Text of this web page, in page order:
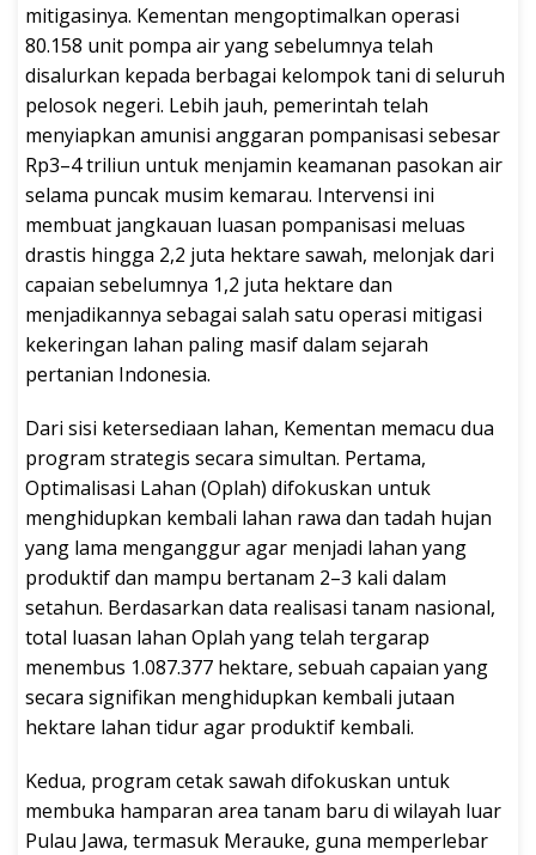
mitigasinya. Kementan mengoptimalkan operasi
80.158 unit pompa air yang sebelumnya telah
disalurkan kepada berbagai kelompok tani di seluruh
pelosok negeri. Lebih jauh, pemerintah telah
menyiapkan amunisi anggaran pompanisasi sebesar
Rp3–4 triliun untuk menjamin keamanan pasokan air
selama puncak musim kemarau. Intervensi ini
membuat jangkauan luasan pompanisasi meluas
drastis hingga 2,2 juta hektare sawah, melonjak dari
capaian sebelumnya 1,2 juta hektare dan
menjadikannya sebagai salah satu operasi mitigasi
kekeringan lahan paling masif dalam sejarah
pertanian Indonesia.
Dari sisi ketersediaan lahan, Kementan memacu dua
program strategis secara simultan. Pertama,
Optimalisasi Lahan (Oplah) difokuskan untuk
menghidupkan kembali lahan rawa dan tadah hujan
yang lama menganggur agar menjadi lahan yang
produktif dan mampu bertanam 2–3 kali dalam
setahun. Berdasarkan data realisasi tanam nasional,
total luasan lahan Oplah yang telah tergarap
menembus 1.087.377 hektare, sebuah capaian yang
secara signifikan menghidupkan kembali jutaan
hektare lahan tidur agar produktif kembali.
Kedua, program cetak sawah difokuskan untuk
membuka hamparan area tanam baru di wilayah luar
Pulau Jawa, termasuk Merauke, guna memperlebar